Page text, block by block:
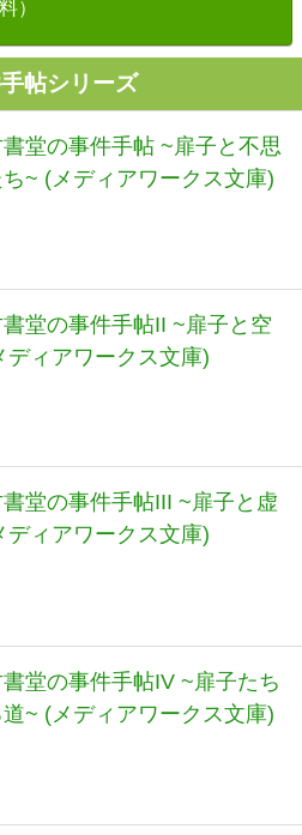
）
帖シリーズ
堂の事件手帖 ~扉子と不思
~ (メディアワークス文庫)
堂の事件手帖II ~扉子と空
ディアワークス文庫)
堂の事件手帖III ~扉子と虚
ディアワークス文庫)
堂の事件手帖IV ~扉子たち
~ (メディアワークス文庫)